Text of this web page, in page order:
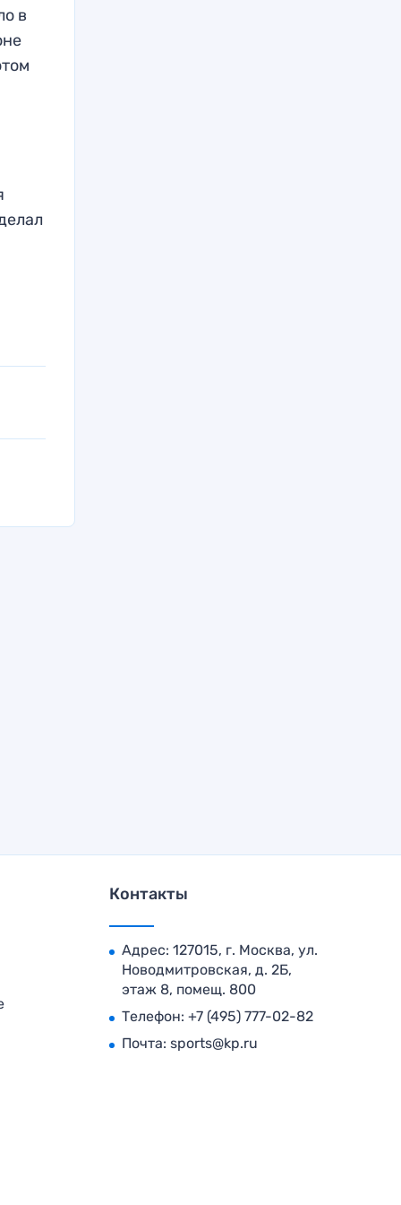
в
Контакты
Адрес: 127015, г. Москва, ул.
Новодмитровская, д. 2Б,
этаж 8, помещ. 800
Телефон: +7 (495) 777-02-82
Почта: sports@kp.ru